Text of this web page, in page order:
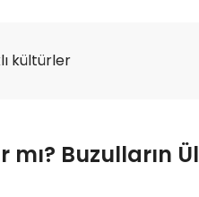
kültürler
Buzulların